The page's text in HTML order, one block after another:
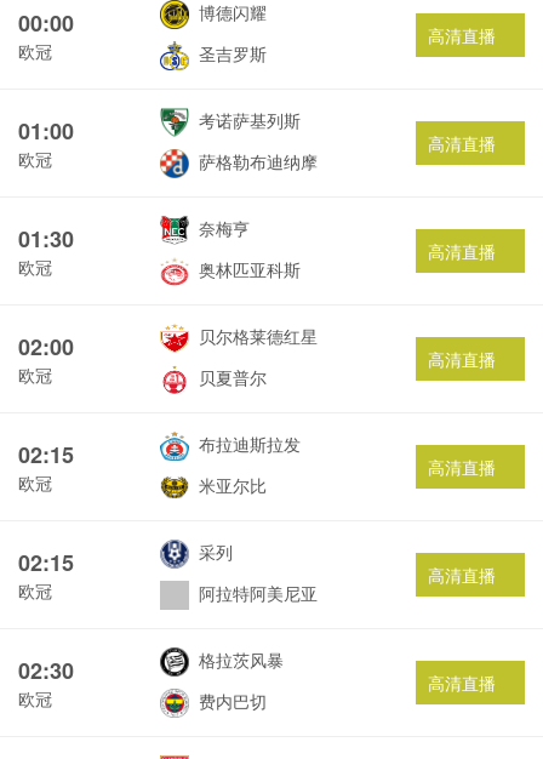
00:00
欧冠
博德闪耀
圣吉罗斯
高清直播
01:00
欧冠
考诺萨基列斯
萨格勒布迪纳摩
高清直播
01:30
欧冠
奈梅亨
奥林匹亚科斯
高清直播
02:00
欧冠
贝尔格莱德红星
贝夏普尔
高清直播
02:15
欧冠
布拉迪斯拉发
米亚尔比
高清直播
02:15
欧冠
采列
阿拉特阿美尼亚
高清直播
02:30
欧冠
格拉茨风暴
费内巴切
高清直播